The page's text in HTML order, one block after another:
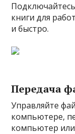
книги для
и быстро.
Передача
Управляйте
компьютере,
компьютер или